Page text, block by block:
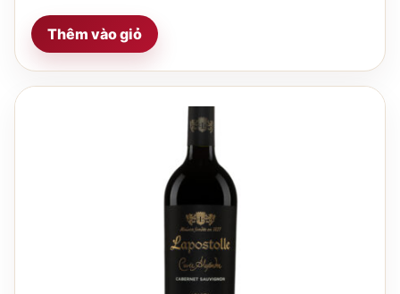
Thêm vào giỏ